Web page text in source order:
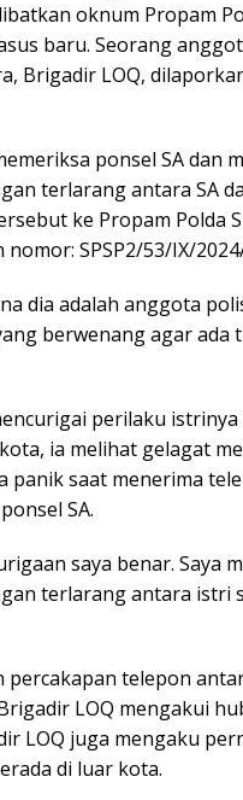
oknum Propam
baru. Seorang
Brigadir LOQ,
ponsel SA dan
terlarang antara SA
ke Propam Polda
SPSP2/53/IX/
dia adalah anggota
berwenang agar ada
perilaku
ia melihat gelagat
panik saat menerima
SA.
saya benar. Saya
terlarang antara istri
telepon
LOQ mengakui
LOQ juga mengaku
di luar kota.